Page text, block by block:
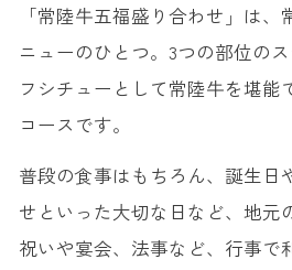
「常陸牛五福盛り合わせ」は
ニューのひとつ。3つの部位の
フシチューとして常陸牛を堪能
コースです。
普段の食事はもちろん、誕生日
せといった大切な日など、地元
祝いや宴会、法事など、行事で